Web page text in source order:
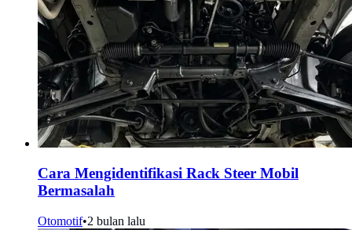
Cara Mengidentifikasi Rack Steer Mobil
Bermasalah
Otomotif•2 bulan lalu